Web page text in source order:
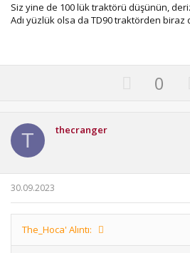
Siz yine de 100 lük traktörü düşünün,
Adı yüzlük olsa da TD90 traktörden biraz
0
T thecranger
30.09.2023
The_Hoca' Alıntı: